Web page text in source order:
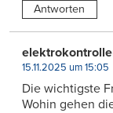
Antworten
15.11.2025 um 15:05
Die wichtigste
Wohin gehen